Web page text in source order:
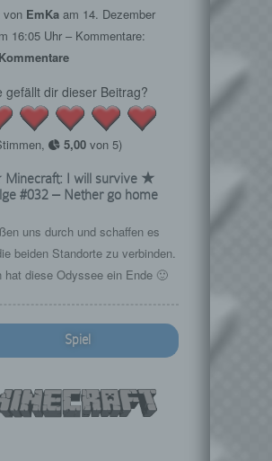
von EmKa am 14. Dezember
16:05 Uhr – Kommentare:
gefällt dir dieser Beitrag?
5,00 von 5)
I will survive ★
#032 – Nether go home
uns durch und schaffen es
beiden Standorte zu verbinden.
hat diese Odyssee ein Ende 🙂
Spiel